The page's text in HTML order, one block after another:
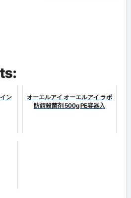
ン
オーエルアイ オーエルアイ ラボ
防錆殺菌剤 500g PE容器入